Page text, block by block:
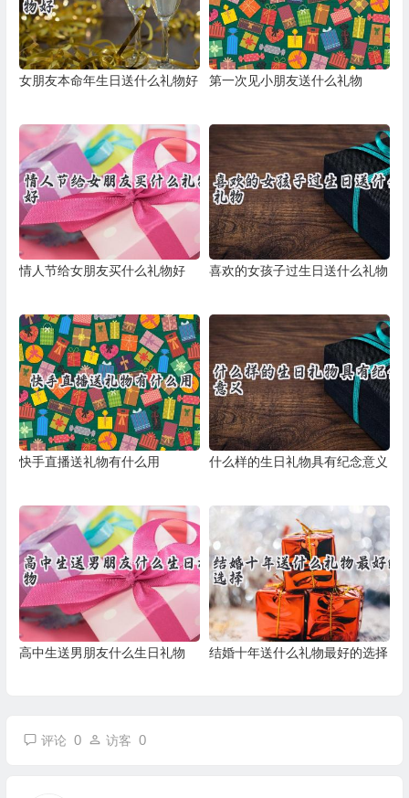
女朋友本命年生日送什么礼物好 第一次见小朋友送什么礼物
情人节给女朋友买什么礼物好 喜欢的女孩子过生日送什么礼物
快手直播送礼物有什么用 什么样的生日礼物具有纪念意义
高中生送男朋友什么生日礼物 结婚十年送什么礼物最好的选择
评论 0 访客 0